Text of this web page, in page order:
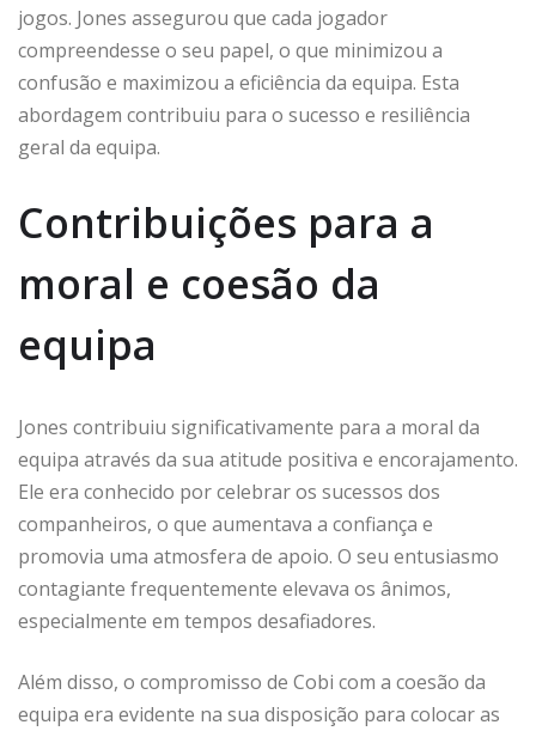
jogos. Jones assegurou que cada jogador
compreendesse o seu papel, o que minimizou a
confusão e maximizou a eficiência da equipa. Esta
abordagem contribuiu para o sucesso e resiliência
geral da equipa.
Contribuições para a
moral e coesão da
equipa
Jones contribuiu significativamente para a moral da
equipa através da sua atitude positiva e encorajamento.
Ele era conhecido por celebrar os sucessos dos
companheiros, o que aumentava a confiança e
promovia uma atmosfera de apoio. O seu entusiasmo
contagiante frequentemente elevava os ânimos,
especialmente em tempos desafiadores.
Além disso, o compromisso de Cobi com a coesão da
equipa era evidente na sua disposição para colocar as